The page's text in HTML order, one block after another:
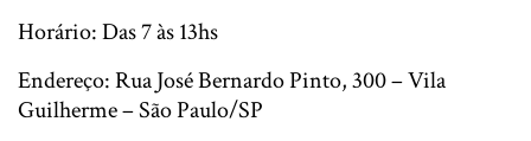
Horário: Das 7 às 13hs
Endereço: Rua José Bernardo Pinto, 300 – Vila
Guilherme – São Paulo/SP